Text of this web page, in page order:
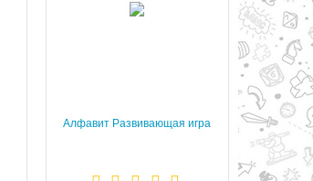
Алфавит Развивающая игра